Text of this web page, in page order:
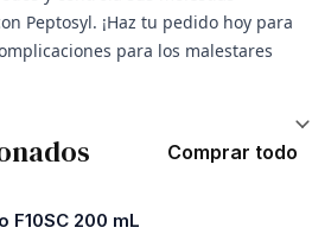
Peptosyl. ¡Haz tu pedido hoy para
para los malestares
Comprar todo
F10SC 200 mL